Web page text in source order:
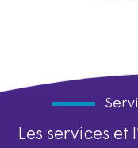
Les services